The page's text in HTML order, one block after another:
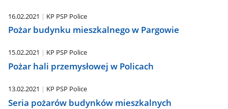
16.02.2021 KP PSP Police
Pożar budynku mieszkalnego w Pargowie
15.02.2021 KP PSP Police
Pożar hali przemysłowej w Policach
13.02.2021 KP PSP Police
Seria pożarów budynków mieszkalnych